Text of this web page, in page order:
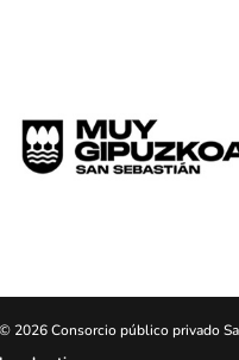
© 2026 Consorcio público privado